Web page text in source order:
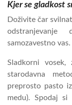
Kjer se gladkost
Doživite čar
samozavestno vas.
Sladkorni
starodavna
preprosto pasto
medu). Spodaj si